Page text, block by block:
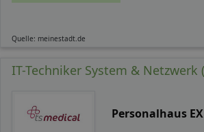
Quelle: meinestadt.de
IT-Techniker System & Netzwerk
Personalhaus